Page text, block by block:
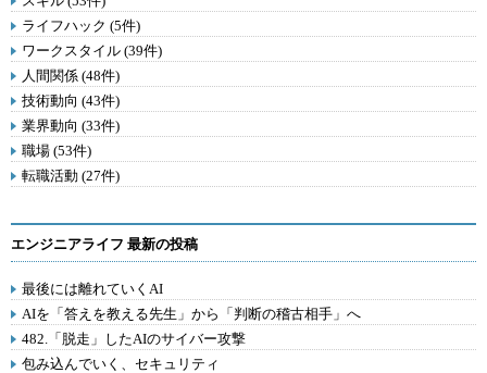
ライフハック (5件)
ワークスタイル (39件)
人間関係 (48件)
技術動向 (43件)
業界動向 (33件)
職場 (53件)
転職活動 (27件)
エンジニアライフ 最新の投稿
最後には離れていくAI
AIを「答えを教える先生」から「判断の稽古相手」へ
482.「脱走」したAIのサイバー攻撃
包み込んでいく、セキュリティ